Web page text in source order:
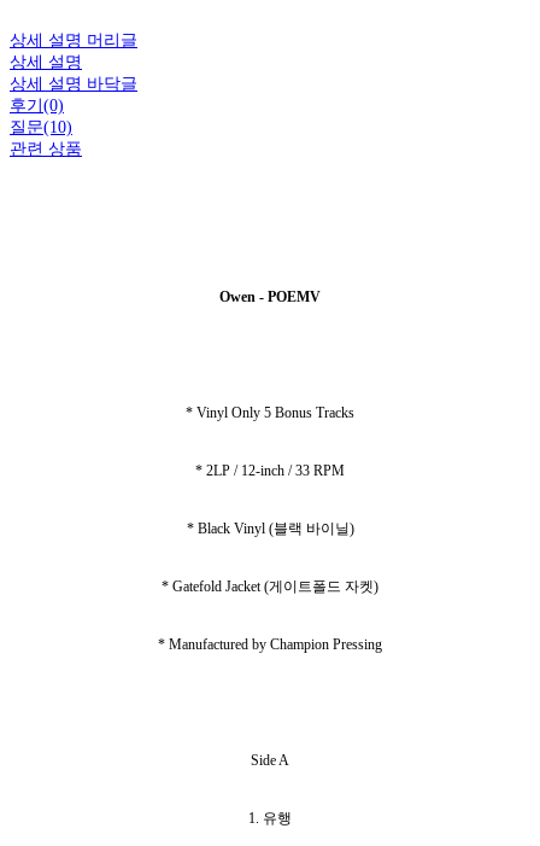
상세 설명 머리글
상세 설명
상세 설명 바닥글
후기(0)
질문(10)
관련 상품
Owen - POEMV
* Vinyl Only 5 Bonus Tracks
* 2LP / 12-inch / 33 RPM
* Black Vinyl (블랙 바이닐)
* Gatefold Jacket (게이트폴드 자켓)
* Manufactured by Champion Pressing
Side A
1. 유행